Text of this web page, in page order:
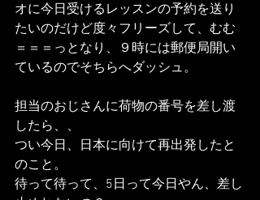
オに今日受けるレッスンの予約を送り
たいのだけど度々フリーズして、むむ
＝＝＝っとなり、９時には郵便局開い
ているのでそちらへダッシュ。
担当のおじさんに荷物の番号を差し渡
したら、、
つい今日、日本に向けて再出発したと
のこと。
待って待って、5日って今日やん、差し